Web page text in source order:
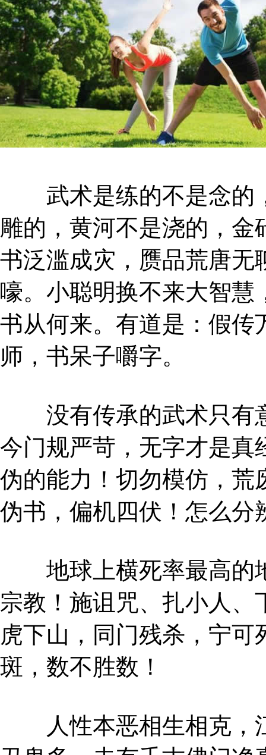
武术是练的不是念的
雕的，黄河不是浇的，
书泛滥成灾，赝品荒唐无
嚎。小聪明换不来大智慧
书从何来。有道是：假传
师，书呆子嚼字。
没有传承的武术只有
今门规严苛，无字才是真
伪的能力！切勿模仿，荒
伪书，偏机四伏！怎么分
地球上横死率最高的
宗教！施诅咒、扎小人
虎下山，同门残杀，宁
斑，数不胜数！
人性本恶相生相克，